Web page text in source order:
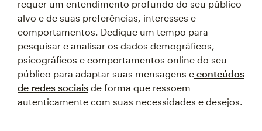
requer um entendimento profundo do seu público-
alvo e de suas preferências, interesses e
comportamentos. Dedique um tempo para
pesquisar e analisar os dados demográficos,
psicográficos e comportamentos online do seu
público para adaptar suas mensagens e conteúdos
de redes sociais de forma que ressoem
autenticamente com suas necessidades e desejos.